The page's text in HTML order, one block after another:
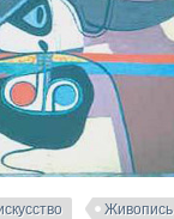
Живопись